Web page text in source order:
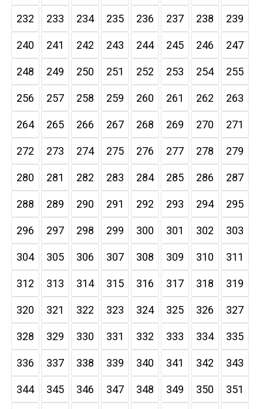
232 233 234 235 236 237 238 239
240 241 242 243 244 245 246 247
248 249 250 251 252 253 254 255
256 257 258 259 260 261 262 263
264 265 266 267 268 269 270 271
272 273 274 275 276 277 278 279
280 281 282 283 284 285 286 287
288 289 290 291 292 293 294 295
296 297 298 299 300 301 302 303
304 305 306 307 308 309 310 311
312 313 314 315 316 317 318 319
320 321 322 323 324 325 326 327
328 329 330 331 332 333 334 335
336 337 338 339 340 341 342 343
344 345 346 347 348 349 350 351